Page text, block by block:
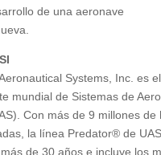
de una aeronave
Systems, Inc. es el
mundial de Sistemas de
Con más de 9 millones de
la línea Predator® de
de 30 años e incluye los